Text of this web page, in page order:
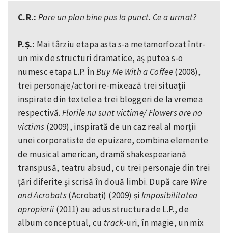
C.R.:Pare un plan bine pus la punct. Ce a urmat?
P.Ș.: Mai târziu etapa asta s-a metamorfozat într-
un mix de structuri dramatice, aș putea s-o
numesc etapa L.P. ÎnBuy Me With a Coffee(2008),
trei personaje/actori re-mixează trei situații
inspirate din textele a trei bloggeri de la vremea
respectivă.Florile nu sunt victime/ Flowers are no
victims (2009), inspirată de un caz real al morții
unei corporatiste de epuizare, combina elemente
de musical american, dramă shakespeariană
transpusă, teatru absud, cu trei personaje din trei
țări diferite și scrisă în două limbi. După care Wire
and Acrobats(Acrobați) (2009) șiImposibilitatea
apropierii (2011) au adus structura de L.P., de
album conceptual, cu track-uri, în magie, un mix